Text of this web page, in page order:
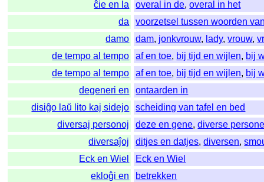
ĉie en la overal in de,overal in het
da
voorzetsel tussen woorden
damo
dam, jonkvrouw, lady,vrouw,
de tempo al tempo
af en toe, bij tijd en wijlen, bij
de tempo al tempo
af en toe, bij tijd en wijlen, bij
degeneri en
ontaarden in
disiĝo laŭ lito kaj sidejo
scheiding van tafel en bed
diversaj personoj
deze en gene,diverse
diversaĵoj
ditjes en datjes,diversen,
Eck en Wiel
Eck en Wiel
ekloĝi en
betrekken